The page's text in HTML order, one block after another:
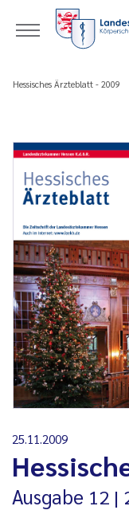
Hessisches Ärzteblatt - 2009
25.11.2009
Ausgabe 12